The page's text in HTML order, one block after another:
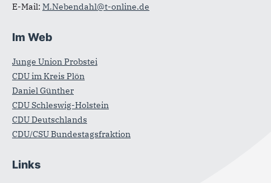
E-Mail: M.Nebendahl@t-online.de
Im Web
Junge Union Probstei
CDU im Kreis Plön
Daniel Günther
CDU Schleswig-Holstein
CDU Deutschlands
CDU/CSU Bundestagsfraktion
Links